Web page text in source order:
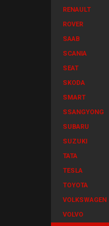
RENAULT
ROVER
SAAB
SCANIA
SEAT
SKODA
SMART
SSANGYONG
SUBARU
SUZUKI
TATA
TESLA
TOYOTA
VOLKSWAGEN
VOLVO